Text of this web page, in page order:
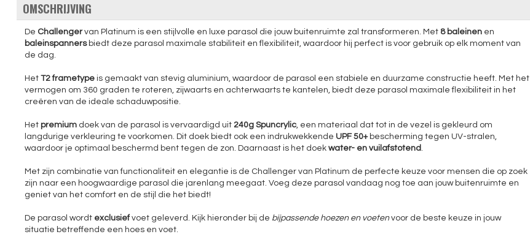
OMSCHRIJVING
De Challengervan Platinum is een stijlvolle en luxe parasol die jouw buitenruimte zal transformeren. Met 8 baleinenen
baleinspannersbiedt deze parasol maximale stabiliteit en flexibiliteit, waardoor hij perfect is voor gebruik op elk moment van
de dag.
Het T2 frametypeis gemaakt van stevig aluminium, waardoor de parasol een stabiele en duurzame constructie heeft. Met het
vermogen om 360 graden te roteren, zijwaarts en achterwaarts te kantelen, biedt deze parasol maximale flexibiliteit in het
creëren van de ideale schaduwpositie.
Het premium doek van de parasol is vervaardigd uit 240g Spuncrylic, een materiaal dat tot in de vezel is gekleurd om
langdurige verkleuring te voorkomen. Dit doek biedt ook een indrukwekkende UPF 50+bescherming tegen UV-stralen,
waardoor je optimaal beschermd bent tegen de zon. Daarnaast is het doek water- en vuilafstotend .
Met zijn combinatie van functionaliteit en elegantie is de Challenger van Platinum de perfecte keuze voor mensen die op zoek
zijn naar een hoogwaardige parasol die jarenlang meegaat. Voeg deze parasol vandaag nog toe aan jouw buitenruimte en
geniet van het comfort en de stijl die het biedt!
De parasol wordt exclusiefvoet geleverd. Kijk hieronder bij de bijpassende hoezen en voetenvoor de beste keuze in jouw
situatie betreffende een hoes en voet.